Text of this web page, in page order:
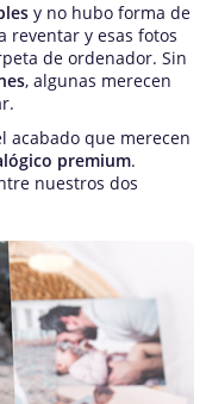
y no hubo forma de
reventar y esas fotos
de ordenador. Sin
, algunas merecen
acabado que merecen
premium.
nuestros dos